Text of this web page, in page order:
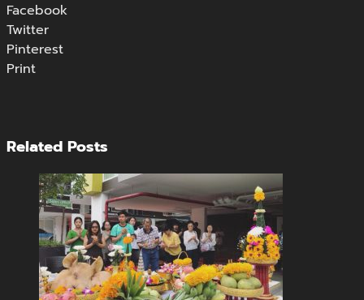
Facebook
Twitter
Pinterest
Print
Related Posts